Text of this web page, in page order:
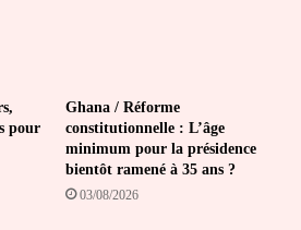
pour
Ghana / Réforme
constitutionnelle : L’âge
minimum pour la présidence
bientôt ramené à 35 ans ?
03/08/2026